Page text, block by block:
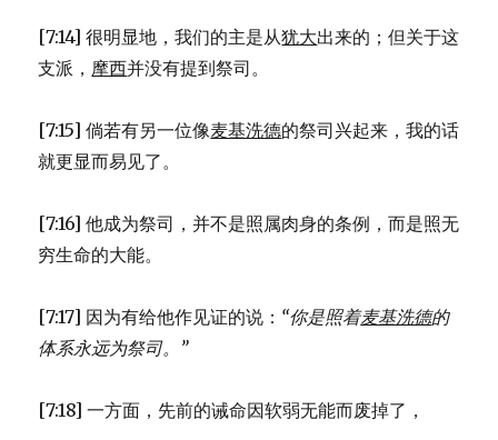
[7:14] 很明显地，我们的主是从犹大出来的；但关于这
支派， 摩西并没有提到祭司。
[7:15] 倘若有另一位像麦基洗德的祭司兴起来，我的话
就更显而易见了。
[7:16] 他成为祭司，并不是照属肉身的条例，而是照无
穷生命的大能。
[7:17] 因为有给他作见证的说： “你是照着麦基洗德的
体系永远为祭司。”
[7:18] 一方面，先前的诫命因软弱无能而废掉了，